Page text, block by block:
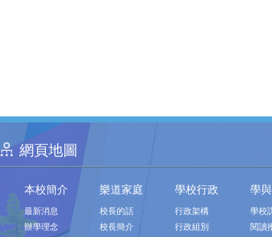
網頁地圖
本校簡介
最新消息
辦學理念
樂道家庭
校長的話
校長簡介
學校行政
行政架構
行政組別
學
學校
閱讀